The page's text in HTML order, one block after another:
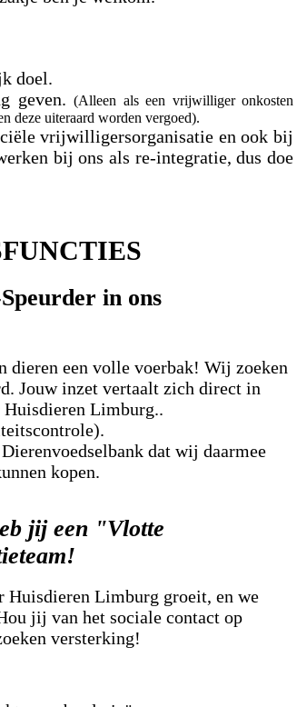
doel.
geven. (Alleen als een vrijwilliger onkosten
deze uiteraard worden vergoed).
vrijwilligersorganisatie en ook bij
bij ons als re-integratie, dus doe
Speurder in ons
een volle voerbak! Wij zoeken
Jouw inzet vertaalt zich direct in
Huisdieren Limburg..
dat wij daarmee
kopen.
heb jij een "Vlotte
Limburg groeit, en we
jij van het sociale contact op
versterking!